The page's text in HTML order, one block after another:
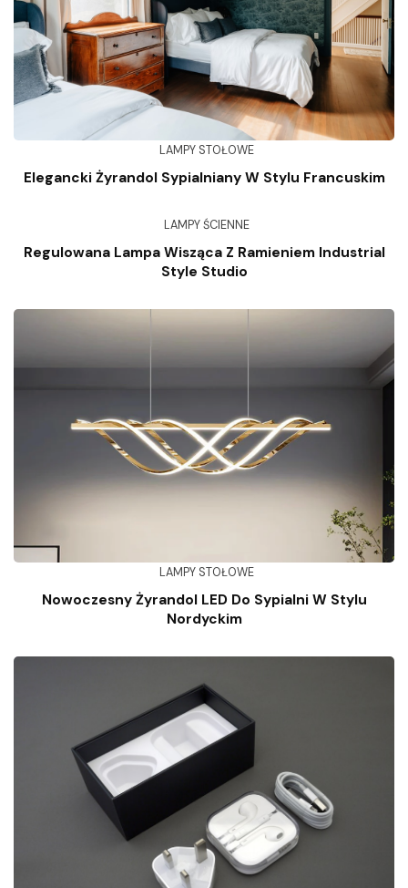
LAMPY STOŁOWE
Elegancki Żyrandol Sypialniany W Stylu Francuskim
LAMPY ŚCIENNE
Regulowana Lampa Wisząca Z Ramieniem Industrial
Style Studio
LAMPY STOŁOWE
Nowoczesny Żyrandol LED Do Sypialni W Stylu
Nordyckim